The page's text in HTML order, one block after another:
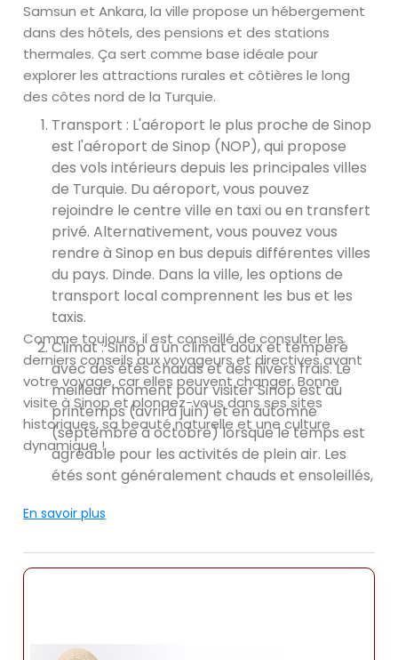
Samsun et Ankara, la ville propose un hébergement
dans des hôtels, des pensions et des stations
thermales. Ça sert comme base idéale pour
explorer les attractions rurales et côtières le long
des côtes nord de la Turquie.
Transport : L'aéroport le plus proche de Sinop
est l'aéroport de Sinop (NOP), qui propose
des vols intérieurs depuis les principales villes
de Turquie. Du aéroport, vous pouvez
rejoindre le centre ville en taxi ou en transfert
privé. Alternativement, vous pouvez vous
rendre à Sinop en bus depuis différentes villes
du pays. Dinde. Dans la ville, les options de
transport local comprennent les bus et les
taxis.
Climat : Sinop a un climat doux et tempéré
avec des étés chauds et des hivers frais. Le
meilleur moment pour visiter Sinop est au
printemps (avril à juin) et en automne
(septembre à octobre) lorsque le temps est
agréable pour les activités de plein air. Les
étés sont généralement chauds et ensoleillés,
quelques précipitations.
Attractions : Sinop possède une multitude
d'attractions, allant de des sites historiques
Comme toujours, il est conseillé de consulter les
derniers conseils aux voyageurs et directives avant
votre voyage, car elles peuvent changer. Bonne
visite à Sinop et plongez-vous dans ses sites
historiques, sa beauté naturelle et une culture
dynamique !
En savoir plus